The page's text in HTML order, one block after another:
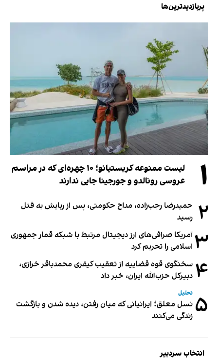
پربازدیدترین‌ها
۱
لیست ممنوعه کریستیانو؛ ۱۰ چهره‌ای که در مراسم
عروسی رونالدو و جورجینا جایی ندارند
۲ حمیدرضا رجب‌زاده، مداح حکومتی، پس از ربایش به قتل
رسید
۳آمریکا صرافی‌های ارز دیجیتال مرتبط با شبکه قمار جمهوری
اسلامی را تحریم کرد
۴ سخنگوی قوه قضاییه از تعقیب کیفری محمدباقر خرازی،
دبیر‌کل حزب‌الله ایران، خبر داد
۵ تحلیل
نسل معلق؛ ایرانیانی که میان رفتن، دیده شدن و بازگشت
زندگی می‌کنند
انتخاب سردبیر